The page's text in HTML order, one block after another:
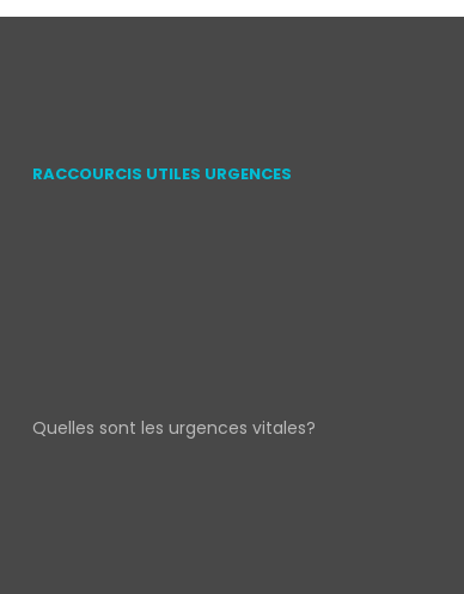
RACCOURCIS UTILES URGENCES
Quelles sont les urgences vitales?